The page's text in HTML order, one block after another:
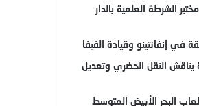
الشرطة العلمية بالدار
في إنفانتينو وقيادة الفيفا
يناقش النقل الحضري وتعديل
البحر الأبيض المتوسط